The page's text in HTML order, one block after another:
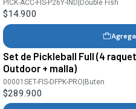
PICK-ACC-FIS-P26Y-IND Double Fish
$14.900
Set de Pickleball Full (4
Outdoor + malla)
00001SET-FIS-DFPK-PRO|Buten
$289.900